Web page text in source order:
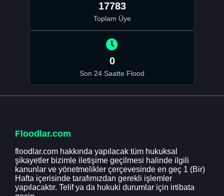
17783
Toplam Üye
0
Son 24 Saatte Flood
Floodlar.com
floodlar.com hakkında yapılacak tüm hukuksal
şikayetler bizimle iletişime geçilmesi halinde ilgili
kanunlar ve yönetmelikler çerçevesinde en geç 1 (Bir)
Hafta içerisinde tarafımızdan gerekli işlemler
yapılacaktır. Telif ya da hukuki durumlar için irtibata